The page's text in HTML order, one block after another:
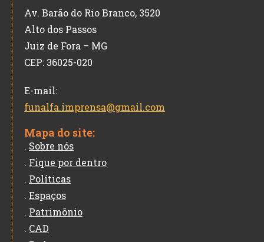
Av. Barão do Rio Branco, 3520
Alto dos Passos
Juiz de Fora – MG
CEP: 36025-020
E-mail:
funalfa.imprensa@gmail.com
Mapa do site:
. Sobre nós
. Fique por dentro
. Políticas
. Espaços
. Patrimônio
. CAD